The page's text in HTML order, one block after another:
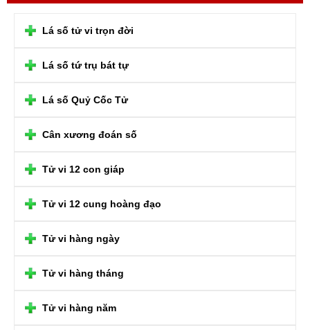
Lá số tử vi trọn đời
Lá số tứ trụ bát tự
Lá số Quỷ Cốc Tử
Cân xương đoán số
Tử vi 12 con giáp
Tử vi 12 cung hoàng đạo
Tử vi hàng ngày
Tử vi hàng tháng
Tử vi hàng năm